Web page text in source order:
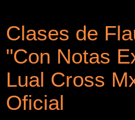
Clases de
"Con Notas
Lual Cross
Oficial